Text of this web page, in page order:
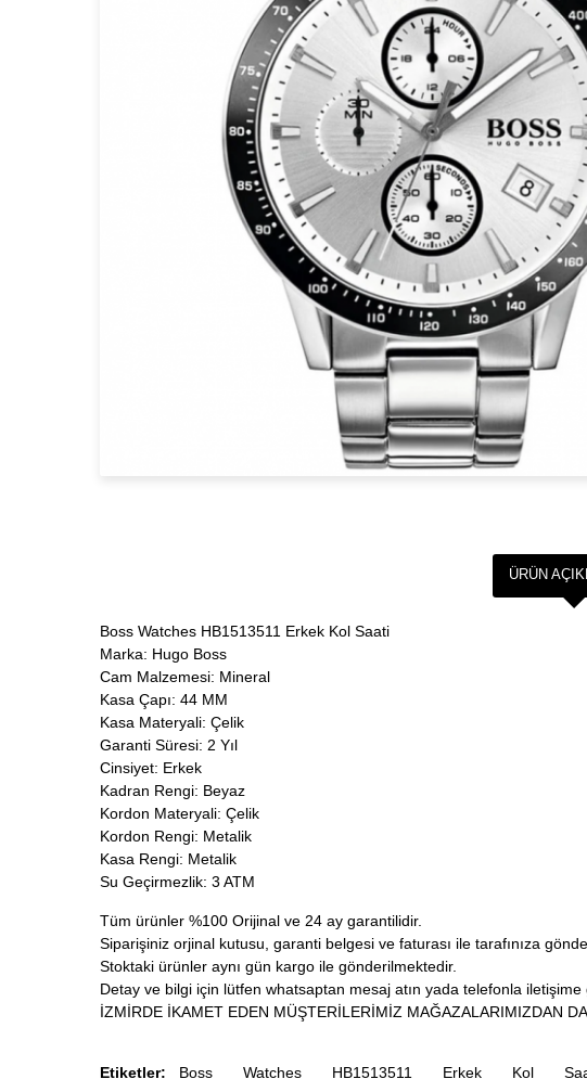
ÜRÜN
Boss Watches HB1513511 Erkek Kol Saati
Marka: Hugo Boss
Cam Malzemesi: Mineral
Kasa Çapı: 44 MM
Kasa Materyali: Çelik
Garanti Süresi: 2 Yıl
Cinsiyet: Erkek
Kadran Rengi: Beyaz
Kordon Materyali: Çelik
Kordon Rengi: Metalik
Kasa Rengi: Metalik
Su Geçirmezlik: 3 ATM
Tüm ürünler %100 Orijinal ve 24 ay garantilidir.
Siparişiniz orjinal kutusu, garanti belgesi ve faturası ile tarafınıza
Stoktaki ürünler aynı gün kargo ile gönderilmektedir.
Detay ve bilgi için lütfen whatsaptan mesaj atın yada telefonla iletişime
İZMİRDE İKAMET EDEN MÜŞTERİLERİMİZ MAĞAZALARIMIZDAN
Etiketler: Boss Watches HB1513511 Erkek Kol